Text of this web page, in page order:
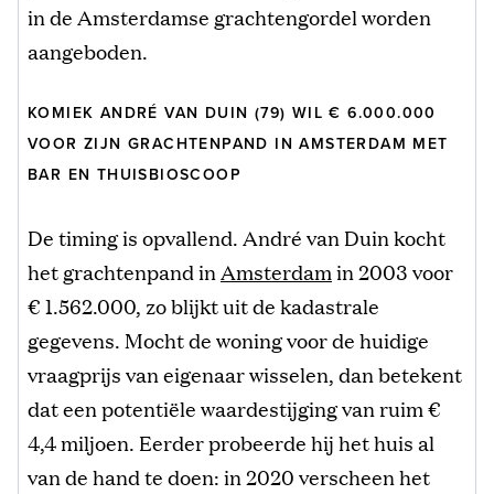
in de Amsterdamse grachtengordel worden
aangeboden.
KOMIEK ANDRÉ VAN DUIN (79) WIL € 6.000.000
VOOR ZIJN GRACHTENPAND IN AMSTERDAM MET
BAR EN THUISBIOSCOOP
De timing is opvallend. André van Duin kocht
het grachtenpand in Amsterdamin 2003 voor
€ 1.562.000, zo blijkt uit de kadastrale
gegevens. Mocht de woning voor de huidige
vraagprijs van eigenaar wisselen, dan betekent
dat een potentiële waardestijging van ruim €
4,4 miljoen. Eerder probeerde hij het huis al
van de hand te doen: in 2020 verscheen het